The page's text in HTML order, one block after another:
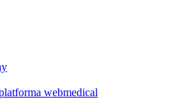
webmedical